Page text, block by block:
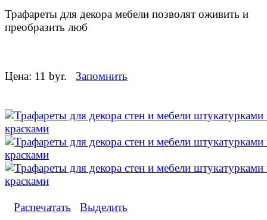
Трафареты для декора мебели позволят оживить и
преобразить люб
Цена: 11 byr. Запомнить
Распечатать Выделить